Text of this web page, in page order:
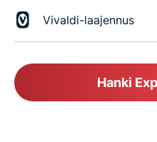
Vivaldi-laajennus
Hanki